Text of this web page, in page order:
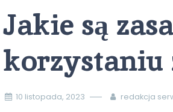
Jakie są
korzystaniu
10 listopada, 2023 redakcja